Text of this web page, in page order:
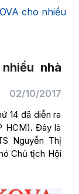
cho nhiều
nhà
02/10/2017
14 đã diễn ra
HCM). Đây là
Nguyễn Thị
Chủ tịch Hội